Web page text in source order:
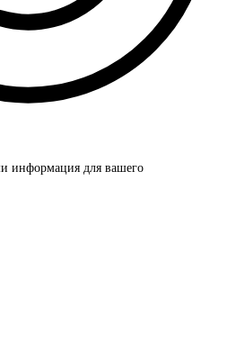
информация для вашего